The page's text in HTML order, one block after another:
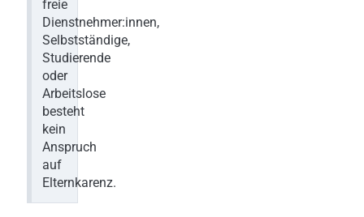
freie
Dienstnehmer:innen,
Selbstständige,
Studierende
oder
Arbeitslose
besteht
kein
Anspruch
auf
Elternkarenz.